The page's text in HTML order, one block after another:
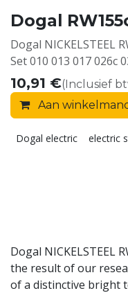
Dogal
Dogal NICKELSTEEL
Set 010 013 017 026c
10,91 €(Inclusief
Aan
Dogal electric electric
Dogal NICKELSTEEL
the result of our
of a distinctive bright